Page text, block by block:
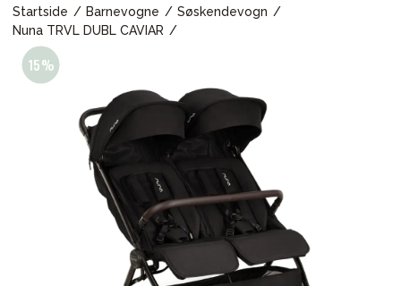
Startside Barnevogne
Søskendevogn
Nuna TRVL DUBL CAVIAR
Autostole
Legetøj og spil
Mor & Far
Møbler & sengetøj
Tilbehør
Reservedele
Kampagner